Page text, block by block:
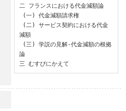
二 フランスにおける代金減額論
減額
論
三 むすびにかえて